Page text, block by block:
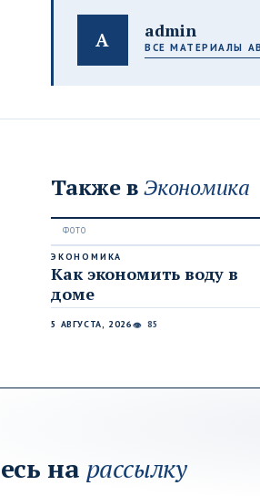
A admin
ВСЕ МАТЕРИАЛЫ
Также вЭкономика
ЭКОНОМИКА
Как экономить воду в
доме
5 АВГУСТА, 2026👁 85
на рассылку